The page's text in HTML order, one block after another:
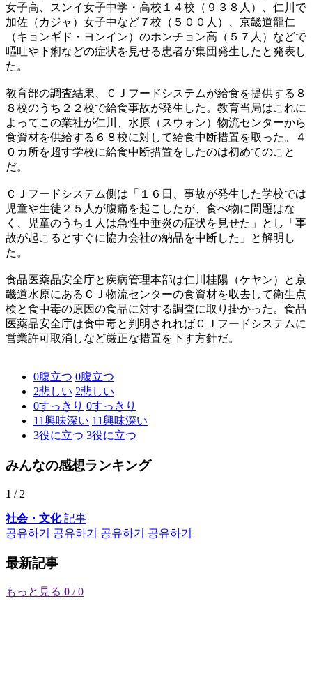
女子高、スンイ女子中学・高校１４校（９３８人）、仁川で
加佐（カジャ）女子中など７校（５００人）、京畿道龍仁
（キョンギド・ヨンイン）のホンチョン高（５７人）などで
嘔吐や下痢などの症状を見せる患者が集団発生したと発表し
た。
教育部の調査結果、ＣＪフードシステムが給食を提供する８
８校のうち２２校で給食事故が発生した。教育当局はこれに
よってこの業社が仁川、水原（スウォン）物流センターから
食資材を供給する６８校に対して給食中断措置を取った。４
０カ所を超す学校に給食中断措置をしたのは初めてのこと
だ。
ＣＪフードシステム側は「１６日、事故が発生した学校では
児童や生徒２５人が腹痛を起こしたが、食べ物に問題はな
く、児童のうち１人は急性中垂炎の症状を見せた」とし「事
故が起こるとすぐに協力会社の納品を中断した」と解明し
た。
食品医薬品安全庁と疾病管理本部は仁川桂陽（ケヤン）と京
畿道水原にあるＣＪ物流センターの食資材を収去して衛生点
検と食中毒の原因の食品に対する調査に取り掛かった。食品
医薬品安全庁は食中毒と判明されればＣＪフードシステムに
営業許可取消しなど厳正な措置を下す方針だ。
0腹立つ 0腹立つ
2悲しい 2悲しい
0すっきり 0すっきり
11興味深い 11興味深い
3役に立つ 3役に立つ
みんなの感想ランキング
1 / 2
社会・文化記事
공유하기
공유하기 공유하기 공유하기
最新記事
もっと見る 0 / 0